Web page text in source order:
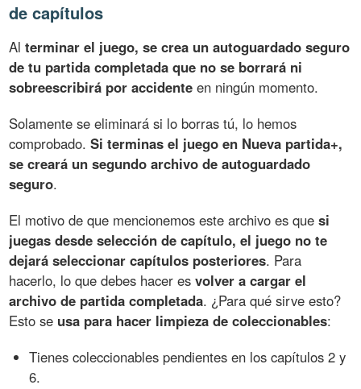
de capítulos
Alterminar el juego, se crea un autoguardado seguro
de tu partida completada que no se borrará ni
sobreescribirá por accidente en ningún momento.
Solamente se eliminará si lo borras tú, lo hemos
comprobado.Si terminas el juego en Nueva partida+,
se creará un segundo archivo de autoguardado
seguro.
El motivo de que mencionemos este archivo es quesi
juegas desde selección de capítulo, el juego no te
dejará seleccionar capítulos posteriores. Para
hacerlo, lo que debes hacer esvolver a cargar el
archivo de partida completada. ¿Para qué sirve esto?
Esto se usa para hacer limpieza de coleccionables:
Tienes coleccionables pendientes en los capítulos 2 y
6.